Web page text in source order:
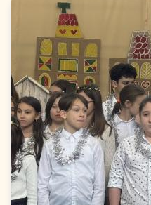
Iskola